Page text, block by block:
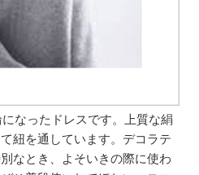
なったドレスです。上質な絹
紐を通しています。デコラテ
なとき、よそいきの際に使わ